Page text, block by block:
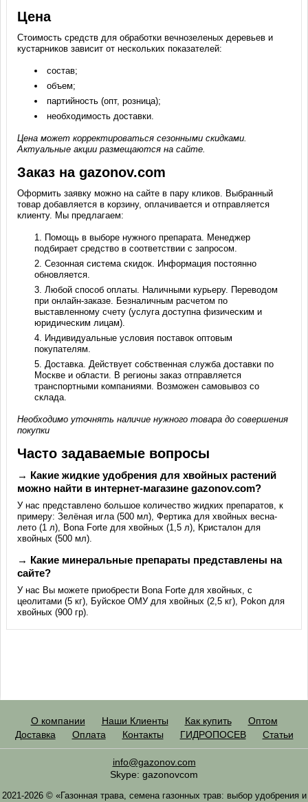
Цена
Стоимость средств для обработки вечнозеленых деревьев и
кустарников зависит от нескольких показателей:
состав;
объем;
партийность (опт, розница);
необходимость доставки.
Цена может корректироваться сезонными скидками.
Актуальные акции размещаются на сайте.
Заказ на gazonov.com
Оформить заявку можно на сайте в пару кликов. Выбранный
товар добавляется в корзину, оплачивается и отправляется
клиенту. Мы предлагаем:
Помощь в выборе нужного препарата. Менеджер
подбирает средство в соответствии с запросом.
Сезонная система скидок. Информация постоянно
обновляется.
Любой способ оплаты. Наличными курьеру. Переводом
при онлайн-заказе. Безналичным расчетом по
выставленному счету (услуга доступна физическим и
юридическим лицам).
Индивидуальные условия поставок оптовым
покупателям.
Доставка. Действует собственная служба доставки по
Москве и области. В регионы заказ отправляется
транспортными компаниями. Возможен самовывоз со
склада.
Необходимо уточнять наличие нужного товара до совершения
покупки
Часто задаваемые вопросы
→ Какие жидкие удобрения для хвойных растений
можно найти в интернет-магазине gazonov.com?
У нас представлено большое количество жидких препаратов, к
примеру: Зелёная игла (500 мл), Фертика для хвойных весна-
лето (1 л), Bona Forte для хвойных (1,5 л), Кристалон для
хвойных (500 мл).
→ Какие минеральные препараты представлены на
сайте?
У нас Вы можете приобрести Bona Forte для хвойных, с
цеолитами (5 кг), Буйское ОМУ для хвойных (2,5 кг), Pokon для
хвойных (900 гр).
О компании Наши Клиенты Как купить
Оптом
Доставка
Оплата Контакты ГИДРОПОСЕВ Статьи
info@gazonov.com
Skype: gazonovcom
2021-2026 © «Газонная трава, семена газонных трав: выбор удобрения и